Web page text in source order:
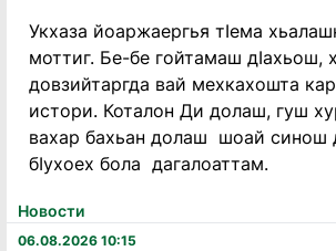
Новости
06.08.2026 10:15
Укхаза йоаржаергья тӏема
моттиг. Бе-бе гойтамаш дӏахьош,
довзийтаргда вай мехкахошта
истори. Коталон Ди долаш, гуш
вахар бахьан долаш шоай синош
бӏухоех бола дагалоаттам.